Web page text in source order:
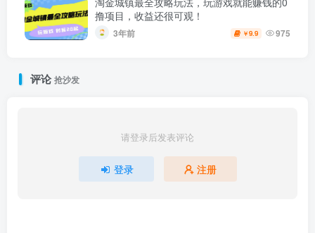
撸项目，收益还很可观！
3年前 ￥9.9 975
评论抢沙发
请登录后发表评论
登录 注册